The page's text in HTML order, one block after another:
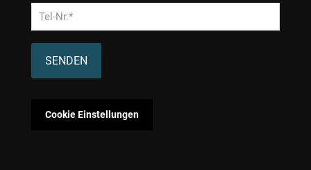
Cookie Einstellungen